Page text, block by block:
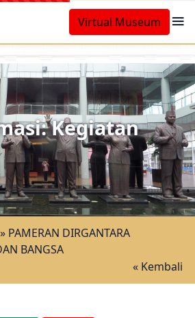
Virtual Museum
Kegiatan
» PAMERAN DIRGANTARA
BANGSA
« Kembali